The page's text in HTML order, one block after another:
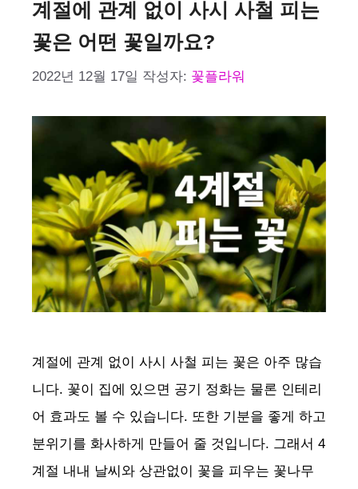
계절에 관계 없이 사시 사철 피는
꽃은 어떤 꽃일까요?
2022년 12월 17일 작성자: 꽃플라워
계절에 관계 없이 사시 사철 피는 꽃은 아주 많습
니다. 꽃이 집에 있으면 공기 정화는 물론 인테리
어 효과도 볼 수 있습니다. 또한 기분을 좋게 하고
분위기를 화사하게 만들어 줄 것입니다. 그래서 4
계절 내내 날씨와 상관없이 꽃을 피우는 꽃나무